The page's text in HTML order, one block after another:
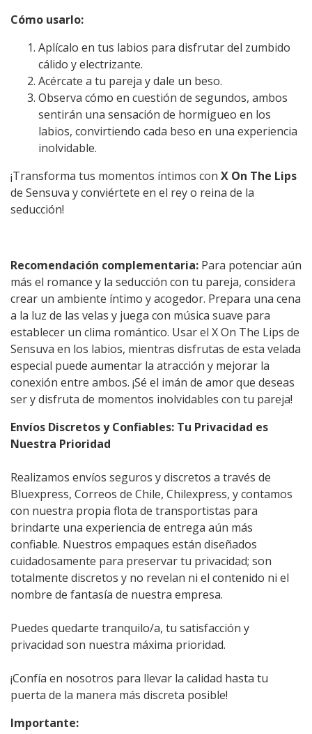
Cómo usarlo:
Aplícalo en tus labios para disfrutar del zumbido
cálido y electrizante.
Acércate a tu pareja y dale un beso.
Observa cómo en cuestión de segundos, ambos
sentirán una sensación de hormigueo en los
labios, convirtiendo cada beso en una experiencia
inolvidable.
¡Transforma tus momentos íntimos con X On The Lips
de Sensuva y conviértete en el rey o reina de la
seducción!
Recomendación complementaria: Para potenciar aún
más el romance y la seducción con tu pareja, considera
crear un ambiente íntimo y acogedor. Prepara una cena
a la luz de las velas y juega con música suave para
establecer un clima romántico. Usar el X On The Lips de
Sensuva en los labios, mientras disfrutas de esta velada
especial puede aumentar la atracción y mejorar la
conexión entre ambos. ¡Sé el imán de amor que deseas
ser y disfruta de momentos inolvidables con tu pareja!
Envíos Discretos y Confiables: Tu Privacidad es
Nuestra Prioridad
Realizamos envíos seguros y discretos a través de
Bluexpress, Correos de Chile, Chilexpress, y contamos
con nuestra propia flota de transportistas para
brindarte una experiencia de entrega aún más
confiable. Nuestros empaques están diseñados
cuidadosamente para preservar tu privacidad; son
totalmente discretos y no revelan ni el contenido ni el
nombre de fantasía de nuestra empresa.
Puedes quedarte tranquilo/a, tu satisfacción y
privacidad son nuestra máxima prioridad.
¡Confía en nosotros para llevar la calidad hasta tu
puerta de la manera más discreta posible!
Importante: